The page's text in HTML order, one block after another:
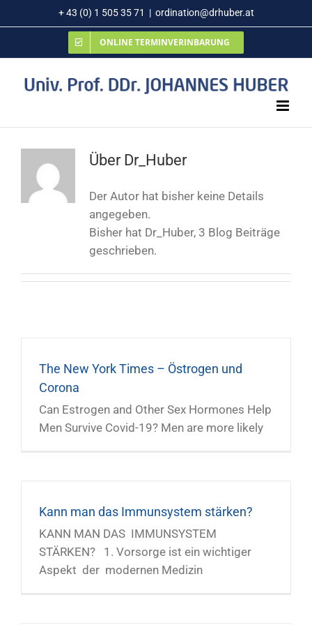
Inhalt
+ 43 (0) 1 505 35 71 | ordination@drhuber.at
ONLINE TERMINVERINBARUNG
Über Dr_Huber
Der Autor hat bisher keine Details
angegeben.
Bisher hat Dr_Huber, 3 Blog Beiträge
geschrieben.
The New York Times – Östrogen und
Corona
Can Estrogen and Other Sex Hormones Help
Men Survive Covid-19? Men are more likely
Kann man das Immunsystem stärken?
KANN MAN DAS IMMUNSYSTEM
STÄRKEN? 1. Vorsorge ist ein wichtiger
Aspekt der modernen Medizin